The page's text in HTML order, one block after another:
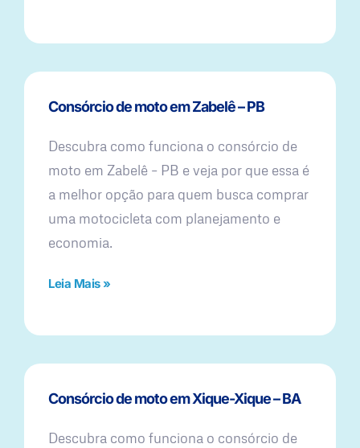
Consórcio de moto em Zabelê – PB
Descubra como funciona o consórcio de
moto em Zabelê – PB e veja por que essa é
a melhor opção para quem busca comprar
uma motocicleta com planejamento e
economia.
Leia Mais »
Consórcio de moto em Xique-Xique – BA
Descubra como funciona o consórcio de